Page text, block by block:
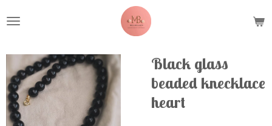
direct
de
hoofdinhoud
Black glass
beaded knecklace
heart